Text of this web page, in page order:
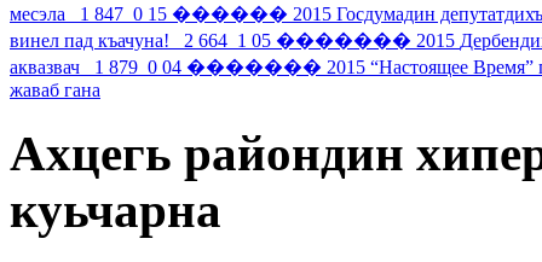
месэла
1 847 0 15 ������ 2015 Госдумадин
винел пад къачуна!
2 664 1 05 ������� 2015
аквазвач
1 879 0 04 ������� 2015 “Настоящее Время”
жаваб гана
Ахцегь райондин
куьчарна